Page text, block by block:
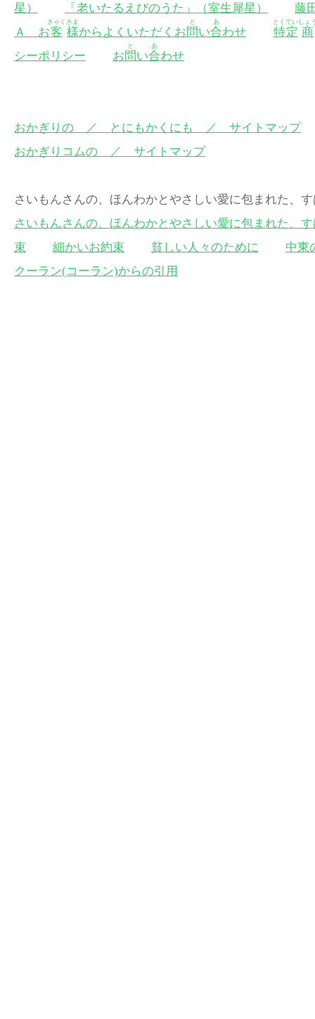
星）
「老いたるえびのうた」（室生犀星）
藤
Ａ お客
きゃく
様
さま
からよくいただくお問
と
い合
あ
わせ 特
とく
定
てい
商
しょ
シーポリシー お問
と
い合
あ
わせ
おかぎりの ／ とにもかくにも ／ サイトマップ
おかぎりコムの ／ サイトマップ
さいもんさんの、ほんわかとやさしい愛に包まれた
さいもんさんの、ほんわかとやさしい愛に包まれた、
束
細かいお約束 貧しい人々のために
中東
クーラン(コーラン)からの引用